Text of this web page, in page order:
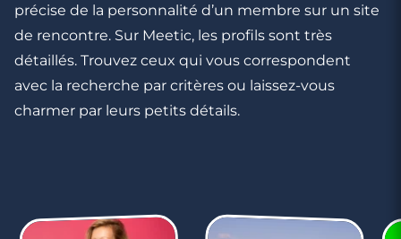
précise de la personnalité d’un membre sur un site
de rencontre. Sur Meetic, les profils sont très
détaillés. Trouvez ceux qui vous correspondent
avec la recherche par critères ou laissez-vous
charmer par leurs petits détails.